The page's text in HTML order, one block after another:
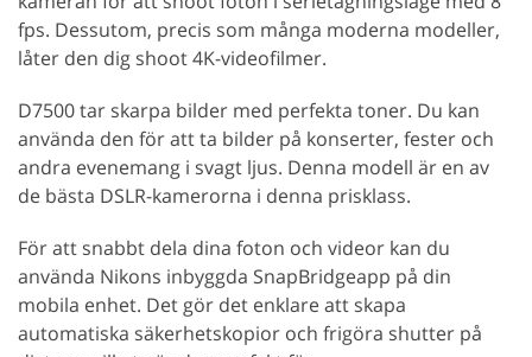
fps. Dessutom, precis som många moderna modeller,
låter den dig shoot 4K-videofilmer.
D7500 tar skarpa bilder med perfekta toner. Du kan
använda den för att ta bilder på konserter, fester och
andra evenemang i svagt ljus. Denna modell är en av
de bästa DSLR-kamerorna i denna prisklass.
För att snabbt dela dina foton och videor kan du
använda Nikons inbyggda SnapBridgeapp på din
mobila enhet. Det gör det enklare att skapa
automatiska säkerhetskopior och frigöra shutter på